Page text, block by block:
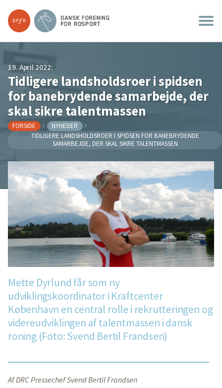
19. April 2022:
Tidligere landsholdsroer i spidsen
for banebrydende samarbejde, der
skal sikre talentmassen
FORSIDE
NYHEDER
TIDLIGERE LANDSHOLDSROER I SPIDSEN FOR BANEBRYDENDE
SAMARBEJDE, DER SKAL SIKRE TALENTMASSEN
Mette Dyrlund får som ny
udviklingskoordinator i Kraftcenter
København en central rolle i rekrutteringen og
videreudviklingen af talentmassen i dansk
roning (Foto: Svend Bertil Frandsen)
Af DRC Pressechef Svend Bertil Frandsen